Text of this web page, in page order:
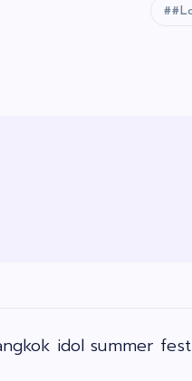
idol summer